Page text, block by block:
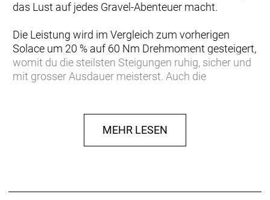
das Lust auf jedes Gravel-Abenteuer macht.
Die Leistung wird im Vergleich zum vorherigen
Solace um 20 % auf 60 Nm Drehmoment gesteigert,
womit du die steilsten Steigungen ruhig, sicher und
mit grosser Ausdauer meisterst. Auch die
Hauptakku kombinieren lässt, um insgesamt
520 Wh Power zu erzeugen, werden deine
Erkundungstouren länger als je zuvor.
MEHR LESEN